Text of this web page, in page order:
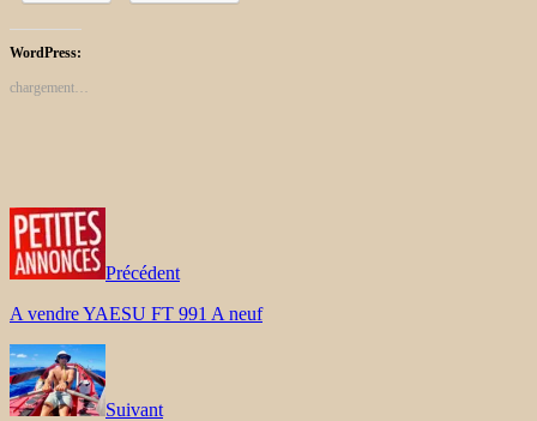
WordPress:
chargement…
Précédent
A vendre YAESU FT 991 A neuf
Suivant